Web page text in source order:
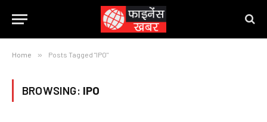
Home » Posts Tagged "IPO"
BROWSING: IPO